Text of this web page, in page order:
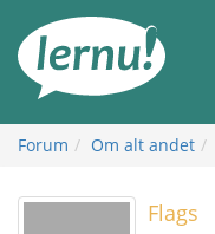
indholdet
Forum Om alt andet
Flags